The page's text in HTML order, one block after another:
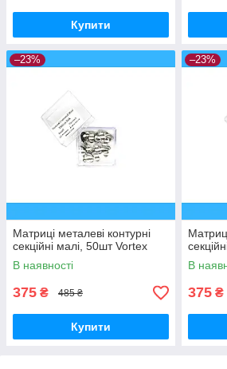
Купити
–23%
Матриці металеві контурні
секційні малі, 50шт Vortex
В наявності
375 ₴ 485 ₴
Купити
–23%
В
375 ₴